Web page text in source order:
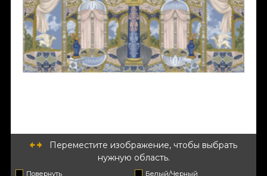
Переместите изображение, чтобы выбрать
нужную область.
Повернуть
Белый/Черный